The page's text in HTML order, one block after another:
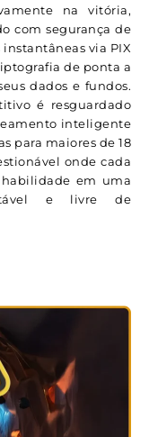
na vitória,
com segurança de
via PIX
de ponta a
dados e fundos.
é resguardado
inteligente
para maiores de 18
onde cada
em uma
e livre de